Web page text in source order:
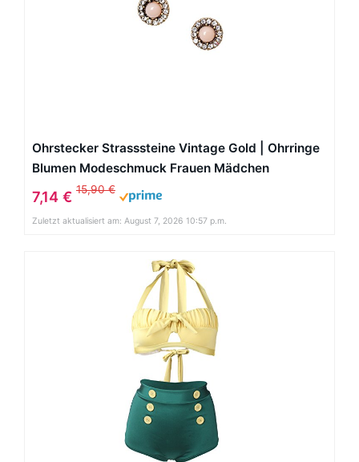
Ohrstecker Strasssteine Vintage Gold | Ohrringe
Blumen Modeschmuck Frauen Mädchen
nickelfrei
7,14 € 15,90 €
Zuletzt aktualisiert am: August 7, 2026 10:57 p.m.